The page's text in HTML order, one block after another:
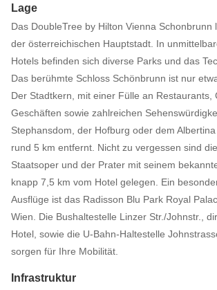
Lage
Das DoubleTree by Hilton Vienna Schonbrunn
der österreichischen Hauptstadt. In
Hotels befinden sich diverse Parks und das
Das berühmte Schloss Schönbrunn ist nur
Der Stadtkern, mit einer Fülle an Restaurants,
Geschäften sowie zahlreichen
Stephansdom, der Hofburg oder dem
rund 5 km entfernt. Nicht zu vergessen sind
Staatsoper und der Prater mit seinem
knapp 7,5 km vom Hotel gelegen. Ein
Ausflüge ist das Radisson Blu Park Royal
Wien. Die Bushaltestelle Linzer Str./Johnstr.,
Hotel, sowie die U-Bahn-Haltestelle
sorgen für Ihre Mobilität.
Infrastruktur